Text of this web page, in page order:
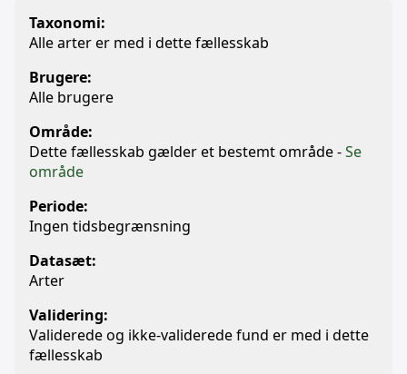
Taxonomi:
Alle arter er med i dette fællesskab
Brugere:
Alle brugere
Område:
Dette fællesskab gælder et bestemt område -Se
område
Periode:
Ingen tidsbegrænsning
Datasæt:
Arter
Validering:
Validerede og ikke-validerede fund er med i dette
fællesskab